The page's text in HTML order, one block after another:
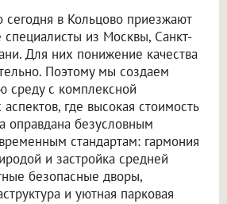
в Кольцово приезжают
специалисты из Москвы, Санкт-
Для них понижение качества
Поэтому мы создаем
среду с комплексной
где высокая стоимость
оправдана безусловным
стандартам: гармония
и застройка средней
безопасные дворы,
и уютная парковая